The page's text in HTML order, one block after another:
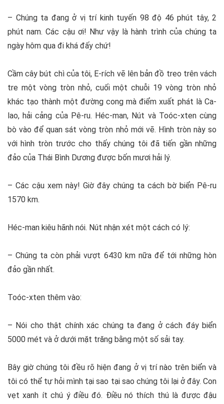
– Chúng ta đang ở vị trí kinh tuyến 98 độ 46 phút tây, 2
phút nam. Các cậu ơi! Như vậy là hành trình của chúng ta
ngày hôm qua đi khá đấy chứ!
Cầm cây bút chì của tôi, E-rích vẽ lên bản đồ treo trên vách
tre một vòng tròn nhỏ, cuối một chuỗi 19 vòng tròn nhỏ
khác tạo thành một đường cong mà điểm xuất phát là Ca-
lao, hải cảng của Pê-ru. Héc-man, Nút và Toóc-xten cùng
bò vào để quan sát vòng tròn nhỏ mới vẽ. Hình tròn này so
với hình tròn trước cho thấy chúng tôi đã tiến gần những
đảo của Thái Bình Dương được bốn mươi hải lý.
– Các cậu xem này! Giờ đây chúng ta cách bờ biển Pê-ru
1570 km.
Héc-man kiêu hãnh nói. Nút nhận xét một cách có lý:
– Chúng ta còn phải vượt 6430 km nữa để tới những hòn
đảo gần nhất.
Toóc-xten thêm vào:
– Nói cho thật chính xác chúng ta đang ở cách đáy biển
5000 mét và ở dưới mặt trăng bằng một số sải tay.
Bây giờ chúng tôi đều rõ hiện đang ở vị trí nào trên biển và
tôi có thể tự hỏi mình tại sao tại sao chúng tôi lại ở đây. Con
vẹt xanh ít chú ý điều đó. Điều nó thích thú là được đậu